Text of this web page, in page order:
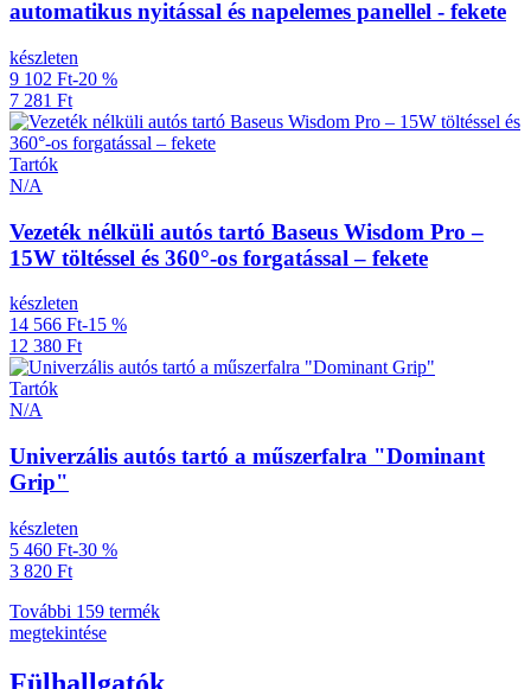
automatikus nyitással és napelemes panellel - fekete
készleten
9 102 Ft-20 %
7 281 Ft
Tartók
N/A
Vezeték nélküli autós tartó Baseus Wisdom Pro –
15W töltéssel és 360°-os forgatással – fekete
készleten
14 566 Ft-15 %
12 380 Ft
Tartók
N/A
Univerzális autós tartó a műszerfalra "Dominant
Grip"
készleten
5 460 Ft-30 %
3 820 Ft
További 159 termék
megtekintése
Fülhallgatók